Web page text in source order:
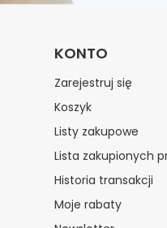
KONTO
Zarejestruj się
Koszyk
Listy zakupowe
Lista zakupionych
Historia transakcji
Moje rabaty